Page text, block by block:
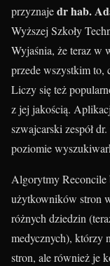
przyznajedr hab.
Wyższej Szkoły
Wyjaśnia, że teraz w
przede wszystkim to,
Liczy się też
z jej jakością.
szwajcarski zespół
poziomie
Algorytmy Reconcile
użytkowników stron
różnych dziedzin
medycznych), którzy
stron, ale również je